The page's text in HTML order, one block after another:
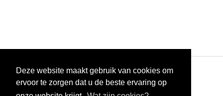
Deze website maakt gebruik van cookies om
ervoor te zorgen dat u de beste ervaring op